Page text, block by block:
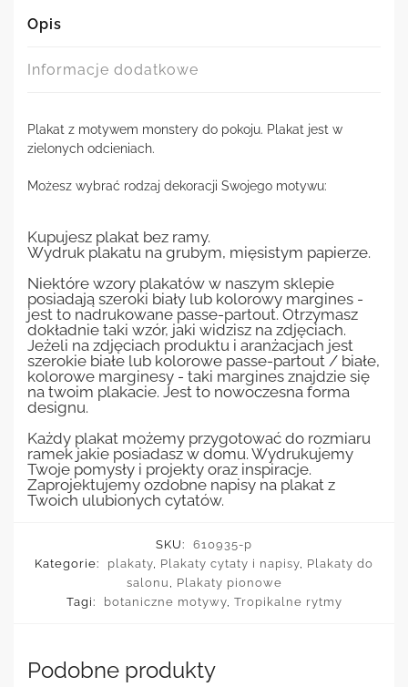
Opis
Informacje dodatkowe
Plakat z motywem monstery do pokoju. Plakat jest w
zielonych odcieniach.
Możesz wybrać rodzaj dekoracji Swojego motywu:
Kupujesz plakat bez ramy.
Wydruk plakatu na grubym, mięsistym papierze.
Niektóre wzory plakatów w naszym sklepie
posiadają szeroki biały lub kolorowy margines -
jest to nadrukowane passe-partout. Otrzymasz
dokładnie taki wzór, jaki widzisz na zdjęciach.
Jeżeli na zdjęciach produktu i aranżacjach jest
szerokie białe lub kolorowe passe-partout / białe,
kolorowe marginesy - taki margines znajdzie się
na twoim plakacie. Jest to nowoczesna forma
designu.
Każdy plakat możemy przygotować do rozmiaru
ramek jakie posiadasz w domu. Wydrukujemy
Twoje pomysły i projekty oraz inspiracje.
Zaprojektujemy ozdobne napisy na plakat z
Twoich ulubionych cytatów.
SKU:
610935-p
Kategorie:
plakaty Plakaty cytaty i napisy Plakaty do
salonu
Plakaty pionowe
Tagi:
botaniczne motywy, Tropikalne rytmy
Podobne produkty